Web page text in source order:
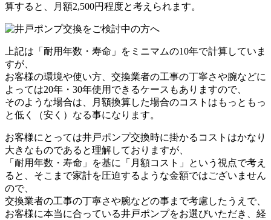
算すると、
月額2,500円程度と考えられます。
上記は「耐用年数・寿命」をミニマムの10年で計算していま
すが、
お客様の環境や使い方、交換業者の工事の丁寧さや腕などに
よっては20年・30年使用できるケースもありますので、
そのような場合は、月額換算した場合のコストはもっともっ
と低く（安く）なる事になります。
お客様にとっては井戸ポンプ交換時に掛かるコストはかなり
大きなものであると理解しておりますが、
「耐用年数・寿命」を基に「月額コスト」という視点で考え
ると、そこまで家計を圧迫するような金額ではございません
ので、
交換業者の工事の丁寧さや腕などの事まで考慮したうえで、
お客様に本当に合っている井戸ポンプをお選びいただき、経